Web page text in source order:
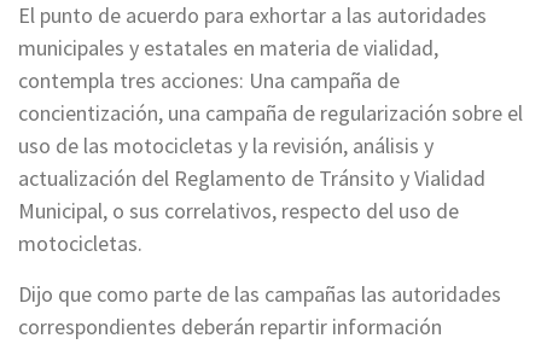
El punto de acuerdo para exhortar a las autoridades
municipales y estatales en materia de vialidad,
contempla tres acciones: Una campaña de
concientización, una campaña de regularización sobre el
uso de las motocicletas y la revisión, análisis y
actualización del Reglamento de Tránsito y Vialidad
Municipal, o sus correlativos, respecto del uso de
motocicletas.
Dijo que como parte de las campañas las autoridades
correspondientes deberán repartir información